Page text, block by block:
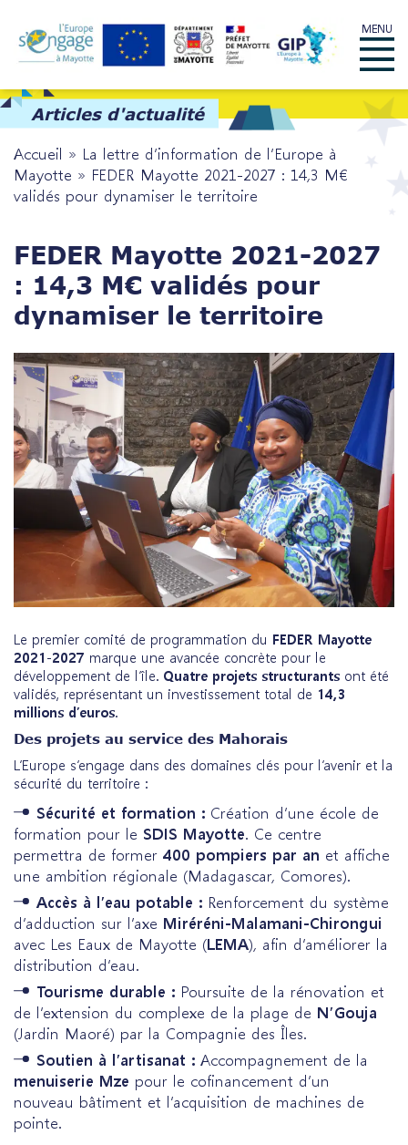
content
MENU
Menu
Articles d'actualité
Accueil » La lettre d’information de l’Europe à
Mayotte » FEDER Mayotte 2021-2027 : 14,3 M€
validés pour dynamiser le territoire
FEDER Mayotte 2021-2027
: 14,3 M€ validés pour
dynamiser le territoire
Le premier comité de programmation du FEDER Mayotte
2021-2027 marque une avancée concrète pour le
développement de l’île. Quatre projets structurants ont été
validés, représentant un investissement total de 14,3
millions d’euros.
Des projets au service des Mahorais
L’Europe s’engage dans des domaines clés pour l’avenir et la
sécurité du territoire :
Sécurité et formation :Création d’une école de
formation pour le SDIS Mayotte. Ce centre
permettra de former 400 pompiers par an et affiche
une ambition régionale (Madagascar, Comores).
Accès à l’eau potable :Renforcement du système
d’adduction sur l’axe Miréréni-Malamani-Chirongui
avec Les Eaux de Mayotte (LEMA), afin d’améliorer la
distribution d’eau.
Tourisme durable :Poursuite de la rénovation et
de l’extension du complexe de la plage de N’Gouja
(Jardin Maoré) par la Compagnie des Îles.
Soutien à l’artisanat :Accompagnement de la
menuiserie Mze pour le cofinancement d’un
nouveau bâtiment et l’acquisition de machines de
pointe.